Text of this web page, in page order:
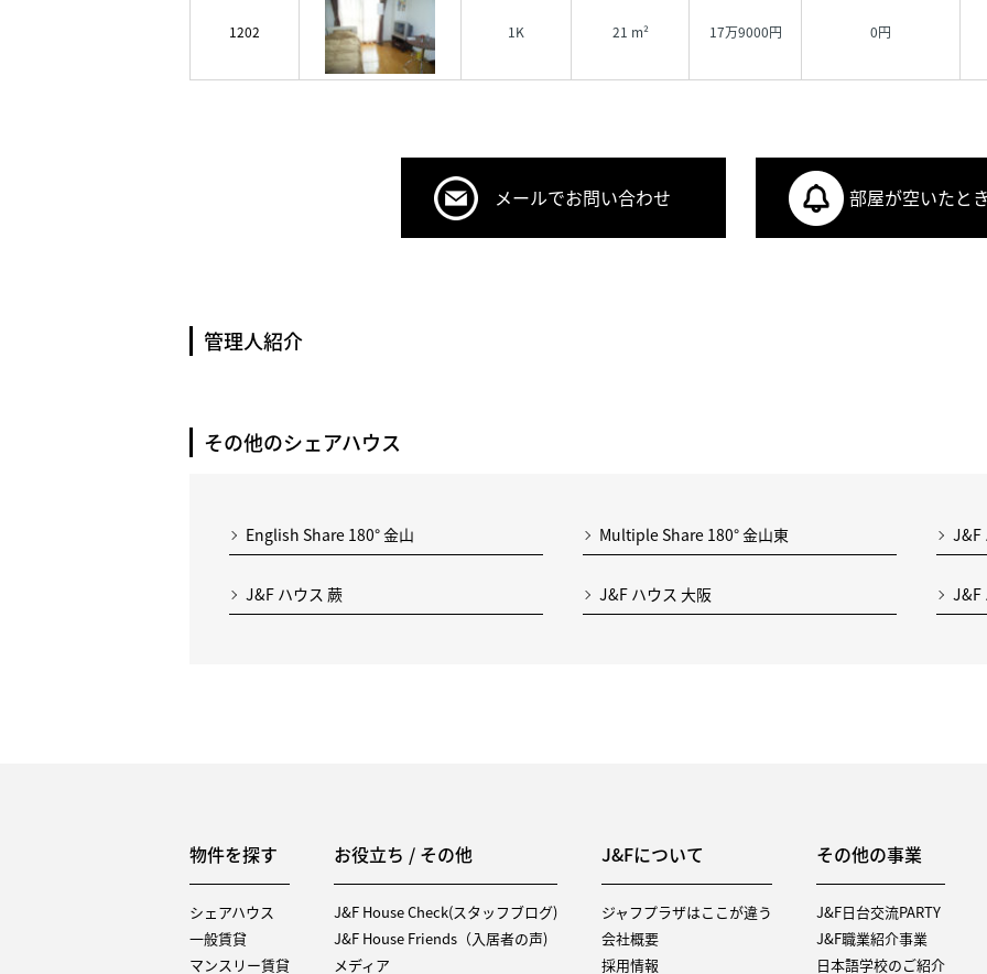
1202 1K 21 m² 17万9000円 0円
メールでお問い合わせ 部屋が空いたと
管理人紹介
その他のシェアハウス
English Share 180° 金山 Multiple Share 180° 金山東 J&F
J&F ハウス 蕨 J&F ハウス 大阪 J&F
物件を探す
シェアハウス
一般賃貸
マンスリー賃貸
お役立ち / その他
J&F House Check(スタッフブログ)
J&F House Friends（入居者の声)
メディア
J&Fについて
ジャフプラザはここが違う
会社概要
採用情報
その他の事業
J&F日台交流PARTY
J&F職業紹介事業
日本語学校のご紹介